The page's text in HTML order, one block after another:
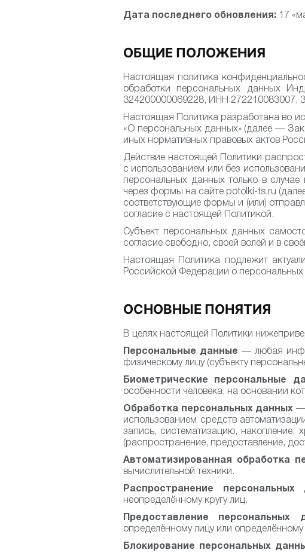
Дата последнего обновления: 17
ОБЩИЕ ПОЛОЖЕНИЯ
Настоящая политика
обработки персональных данных
324200000069228, ИНН 272210083007,
Настоящая Политика разработана во
«О персональных данных» (далее —
иных нормативных правовых актов
Действие настоящей Политики
с использованием или без
персональных данных только в
через формы на сайте potolki-ts.ru
соответствующие формы и (или)
согласие с настоящей Политикой.
Субъект персональных данных
согласие свободно, своей волей и в
Настоящая Политика подлежит
Российской Федерации о
ОСНОВНЫЕ ПОНЯТИЯ
В целях настоящей Политики
Персональные данные — любая
физическому лицу (субъекту
Биометрические персональные
особенности человека, на основании
Обработка персональных данных —
использованием средств
запись, систематизацию, накопление,
(распространение, предоставление,
Автоматизированная обработка
вычислительной техники.
Распространение персональных
неопределённому кругу лиц.
Предоставление персональных
определённому лицу или определённому
Блокирование персональных